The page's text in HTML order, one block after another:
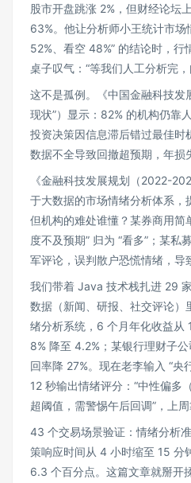
股市开盘跳涨 2%，但财经论坛
63%。他让分析师小王统计市场
52%、看空 48%” 的结论时，行
桌子叹气：“等我们人工分析完
这不是孤例。《中国金融科技发
现状”）显示：82% 的机构仍靠
投资决策因信息滞后错过最佳时
数据不全导致回撤超预期，年损
《金融科技发展规划（2022-
于大数据的市场情绪分析体系，
但机构的难处谁懂？某券商用简
度不及预期” 归为 “看多”；某私
军评论，误判散户恐慌情绪，导
我们带着 Java 技术栈扎进 29
数据（新闻、研报、社交评论）
绪分析系统，6 个月年化收益从
8% 降至 4.2%；某银行理财子
回率降 27%。现在老李输入 “
12 秒输出情绪评分：“中性偏多
超阈值，需警惕午后回调”，上
43 个交易场景验证：情绪分析
策响应时间从 4 小时缩至 15 分
6.3 个百分点。这篇文章就掰开